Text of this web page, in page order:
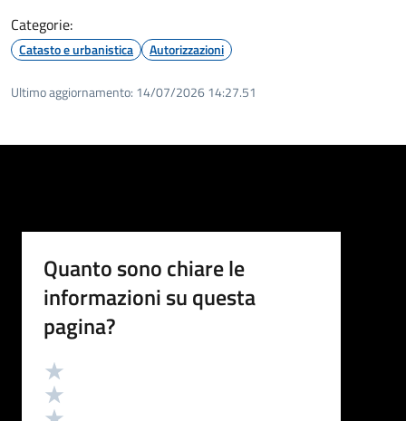
Categorie:
Catasto e urbanistica Autorizzazioni
Ultimo aggiornamento: 14/07/2026 14:27.51
Quanto sono chiare le
informazioni su questa
pagina?
Valutazione